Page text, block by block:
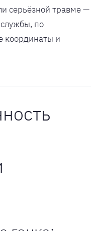
серьёзной травме —
по
координаты и